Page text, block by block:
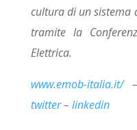
cultura di un sistema
tramite la
Elettrica.
www.emob-italia.it/
twitter– linkedin